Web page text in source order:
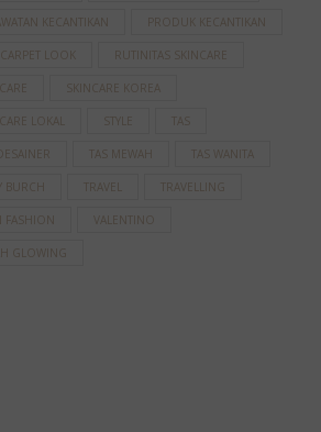
KECANTIKAN PRODUK KECANTIKAN
LOOK RUTINITAS SKINCARE
SKINCARE KOREA
LOKAL STYLE TAS
TAS MEWAH TAS WANITA
BURCH TRAVEL TRAVELLING
FASHION VALENTINO
GLOWING